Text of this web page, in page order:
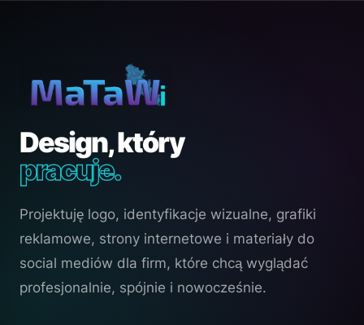
Design, który
pracuje.
Projektuję logo, identyfikacje wizualne, grafiki
reklamowe, strony internetowe i materiały do
social mediów dla firm, które chcą wyglądać
profesjonalnie, spójnie i nowocześnie.